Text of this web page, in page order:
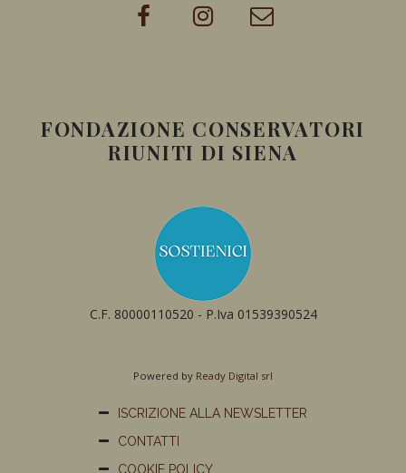
FONDAZIONE CONSERVATORI
RIUNITI DI SIENA
C.F. 80000110520 - P.Iva 01539390524
Powered by Ready Digital srl
ISCRIZIONE ALLA NEWSLETTER
CONTATTI
COOKIE POLICY